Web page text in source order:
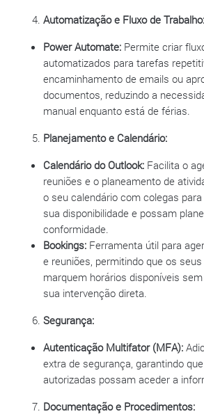
Automatização e Fluxo de Trabalho:
Power Automate: Permite criar
automatizados para tarefas
encaminhamento de emails ou
documentos, reduzindo a
manual enquanto está de férias.
Planejamento e Calendário:
Calendário do Outlook: Facilita o
reuniões e o planeamento de
o seu calendário com colegas
sua disponibilidade e possam
conformidade.
Bookings: Ferramenta útil para
e reuniões, permitindo que os
marquem horários disponíveis
sua intervenção direta.
Segurança:
Autenticação Multifator (MFA):
extra de segurança, garantindo
autorizadas possam aceder a
Documentação e Procedimentos: